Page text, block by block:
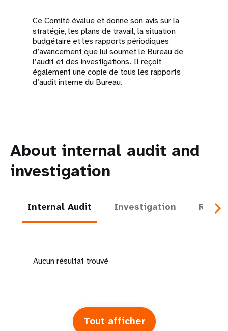
Ce Comité évalue et donne son avis sur la
stratégie, les plans de travail, la situation
budgétaire et les rapports périodiques
d’avancement que lui soumet le Bureau de
l’audit et des investigations. Il reçoit
également une copie de tous les rapports
d’audit interne du Bureau.
About internal audit and
investigation
Internal Audit Investigation
Aucun résultat trouvé
Tout afficher